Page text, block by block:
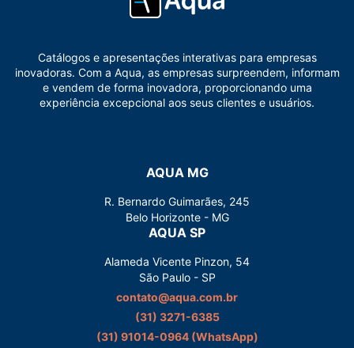
Catálogos e apresentações interativas para empresas
inovadoras. Com a Aqua, as empresas surpreendem, informam
e vendem de forma inovadora, proporcionando uma
experiência excepcional aos seus clientes e usuários.
AQUA MG
R. Bernardo Guimarães, 245
Belo Horizonte - MG
AQUA SP
Alameda Vicente Pinzon, 54
São Paulo - SP
contato@aqua.com.br
(31) 3271-6385
(31) 91014-0964‬ (WhatsApp)